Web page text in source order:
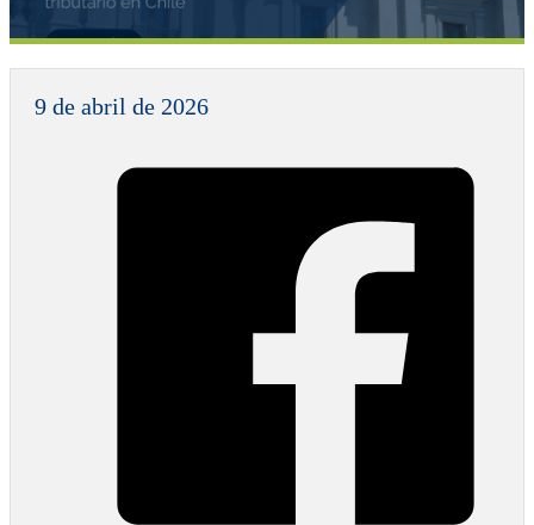
9 de abril de 2026